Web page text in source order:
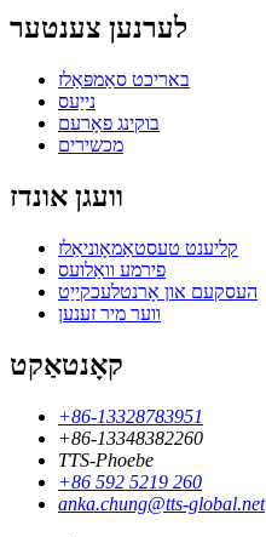
לערנען צענטער
באריכט סאַמפּאַלז
נייַעס
בוקינג פאָרעם
מכשירים
וועגן אונדז
קליענט טעסטאַמאָוניאַלז
פירמע וואַלועס
העסקעם און אָרנטלעכקייַט
ווער מיר זענען
קאָנטאַקט
+86-13328783951
+86-13348382260
TTS-Phoebe
+86 592 5219 260
anka.chung@tts-global.net